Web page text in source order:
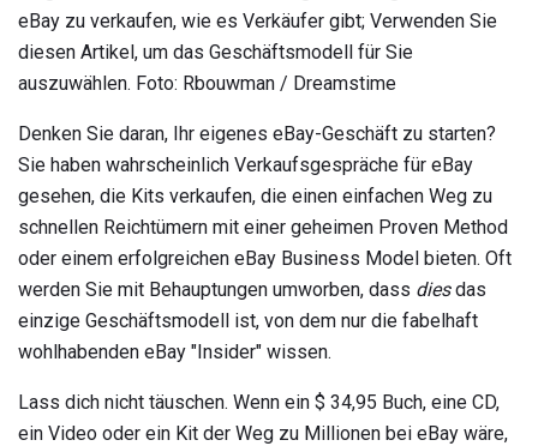
eBay zu verkaufen, wie es Verkäufer gibt; Verwenden Sie
diesen Artikel, um das Geschäftsmodell für Sie
auszuwählen. Foto: Rbouwman / Dreamstime
Denken Sie daran, Ihr eigenes eBay-Geschäft zu starten?
Sie haben wahrscheinlich Verkaufsgespräche für eBay
gesehen, die Kits verkaufen, die einen einfachen Weg zu
schnellen Reichtümern mit einer geheimen Proven Method
oder einem erfolgreichen eBay Business Model bieten. Oft
werden Sie mit Behauptungen umworben, dass diesdas
einzige Geschäftsmodell ist, von dem nur die fabelhaft
wohlhabenden eBay "Insider" wissen.
Lass dich nicht täuschen. Wenn ein $ 34,95 Buch, eine CD,
ein Video oder ein Kit der Weg zu Millionen bei eBay wäre,